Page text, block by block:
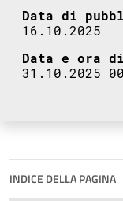
Data di
16.10.2025
Data e ora di
31.10.2025
INDICE DELLA PAGINA